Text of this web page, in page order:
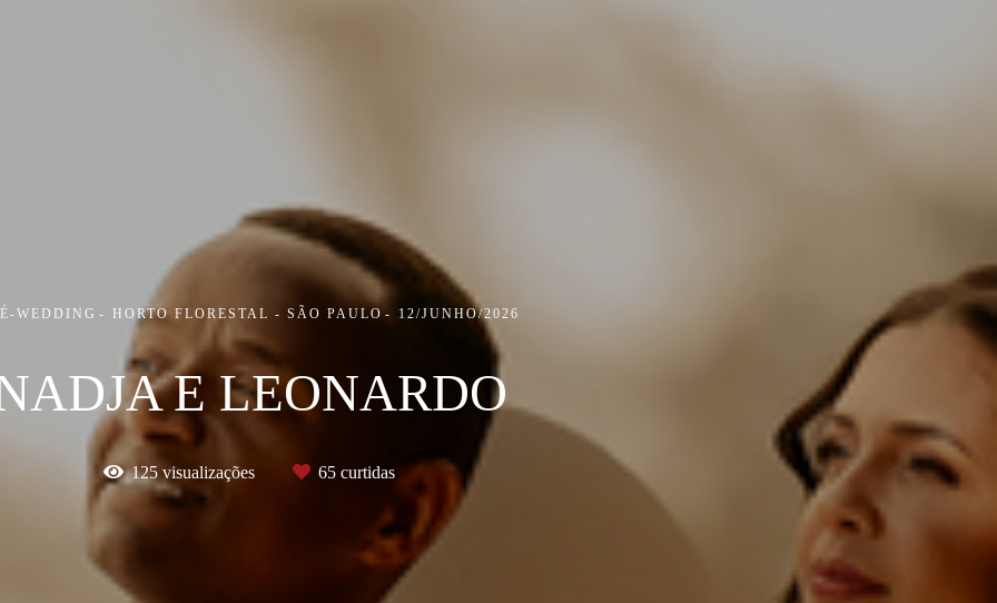
WEDDING HORTO FLORESTAL - SÃO PAULO 12/JUNHO/2026
E LEONARDO
125 visualizações 65 curtidas